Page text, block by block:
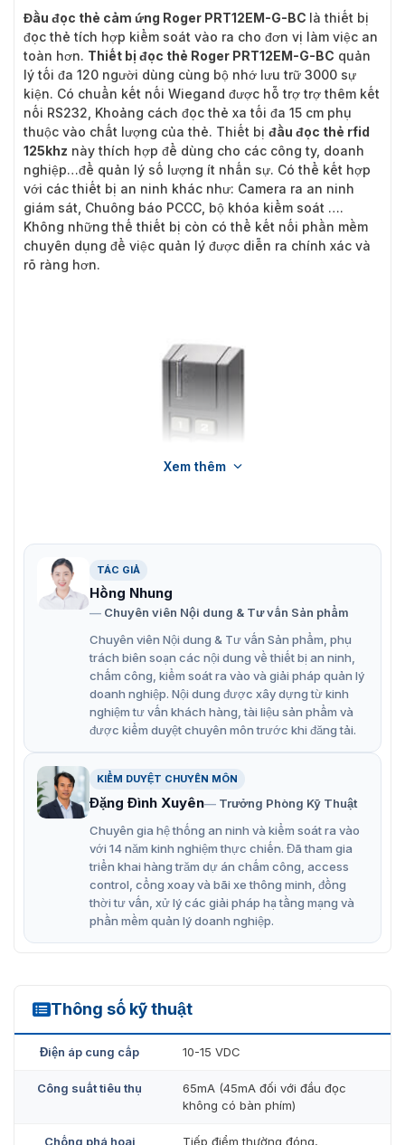
Đầu đọc thẻ cảm ứng Roger PRT12EM-G-BC là thiết bị
đọc thẻ tích hợp kiểm soát vào ra cho đơn vị làm việc an
toàn hơn. Thiết bị đọc thẻ Roger PRT12EM-G-BC quản
lý tối đa 120 người dùng cùng bộ nhớ lưu trữ 3000 sự
kiện. Có chuẩn kết nối Wiegand được hỗ trợ trợ thêm kết
nối RS232, Khoảng cách đọc thẻ xa tối đa 15 cm phụ
thuộc vào chất lượng của thẻ. Thiết bị đầu đọc thẻ rfid
125khz này thích hợp để dùng cho các công ty, doanh
nghiệp…để quản lý số lượng ít nhấn sự. Có thể kết hợp
với các thiết bị an ninh khác như: Camera ra an ninh
giám sát, Chuông báo PCCC, bộ khóa kiểm soát ….
Không những thế thiết bị còn có thể kết nối phần mềm
chuyên dụng để việc quản lý được diễn ra chính xác và
rõ ràng hơn.
Đầu đọc thẻ cảm ứng PRT12EM-G-BC
Tính năng chính đầu đọc thẻ cảm ứng
PRT12EM-G-BC
Đầu đọc thẻ không tiếp xúc chuẩn EM 125KHz
Lắp đặt trong nhà hoặc ngoài trời
Có bàn phím, màu xám sẫm
Chuẩn giao tiếp Wiegand 26-66bit, Magstripe (Clock
and data), RS232, RACS (Roger)
Hoạt động Online (kết nối bộ điều khiển PRxx) hoặc
hoạt động Offline
Có khả năng kết nối đầu đọc thẻ phụ
Các thiết tùy chọn khác ( nếu có )
Nguồn dự phòng
Xem thêm
TÁC GIẢ
Hồng Nhung
Chuyên viên Nội dung & Tư vấn Sản phẩm
Chuyên viên Nội dung & Tư vấn Sản phẩm, phụ
trách biên soạn các nội dung về thiết bị an ninh,
chấm công, kiểm soát ra vào và giải pháp quản lý
doanh nghiệp. Nội dung được xây dựng từ kinh
nghiệm tư vấn khách hàng, tài liệu sản phẩm và
được kiểm duyệt chuyên môn trước khi đăng tải.
KIỂM DUYỆT CHUYÊN MÔN
Đặng Đình Xuyên
Trưởng Phòng Kỹ Thuật
Chuyên gia hệ thống an ninh và kiểm soát ra vào
với 14 năm kinh nghiệm thực chiến. Đã tham gia
triển khai hàng trăm dự án chấm công, access
control, cổng xoay và bãi xe thông minh, đồng
thời tư vấn, xử lý các giải pháp hạ tầng mạng và
phần mềm quản lý doanh nghiệp.
Thông số kỹ thuật
PRT12EM-G-BC
Điện áp cung cấp 10-15 VDC
Công suất tiêu thụ
65mA (45mA đối với đầu đọc
không có bàn phím)
Chống phá hoại Tiếp điểm thường đóng,